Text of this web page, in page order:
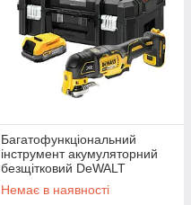
Багатофункціональний
інструмент акумуляторний
безщітковий DeWALT
DCS356E1T потужність 18 В
вага 1.1 кг
Немає в наявності